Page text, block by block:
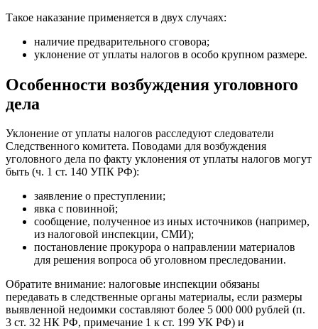
Такое наказание применяется в двух случаях:
наличие предварительного сговора;
уклонение от уплаты налогов в особо крупном размере.
Особенности возбуждения уголовного
дела
Уклонение от уплаты налогов расследуют следователи
Следственного комитета. Поводами для возбуждения
уголовного дела по факту уклонения от уплаты налогов могут
быть (ч. 1 ст. 140 УПК РФ):
заявление о преступлении;
явка с повинной;
сообщение, полученное из иных источников (например,
из налоговой инспекции, СМИ);
постановление прокурора о направлении материалов
для решения вопроса об уголовном преследовании.
Обратите внимание: налоговые инспекции обязаны
передавать в следственные органы материалы, если размеры
выявленной недоимки составляют более 5 000 000 рублей (п.
3 ст. 32 НК РФ, примечание 1 к ст. 199 УК РФ) и